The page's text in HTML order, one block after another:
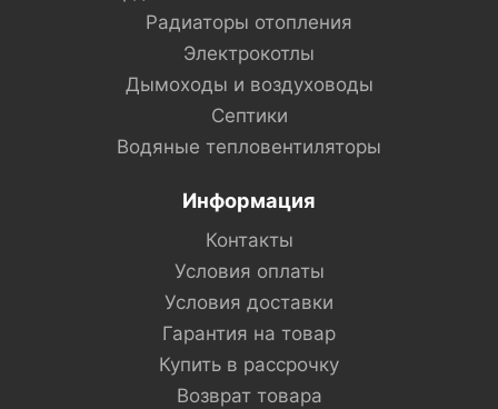
Радиаторы отопления
Электрокотлы
Дымоходы и воздуховоды
Септики
Водяные тепловентиляторы
Информация
Контакты
Условия оплаты
Условия доставки
Гарантия на товар
Купить в рассрочку
Возврат товара